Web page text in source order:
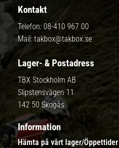
Kontakt
Telefon: 08-410 967 00
Mail: takbox@takbox.se
Lager- & Postadress
TBX Stockholm AB
Slipstensvägen 11
142 50 Skogås
Information
Hämta på vårt lager/Öppettider